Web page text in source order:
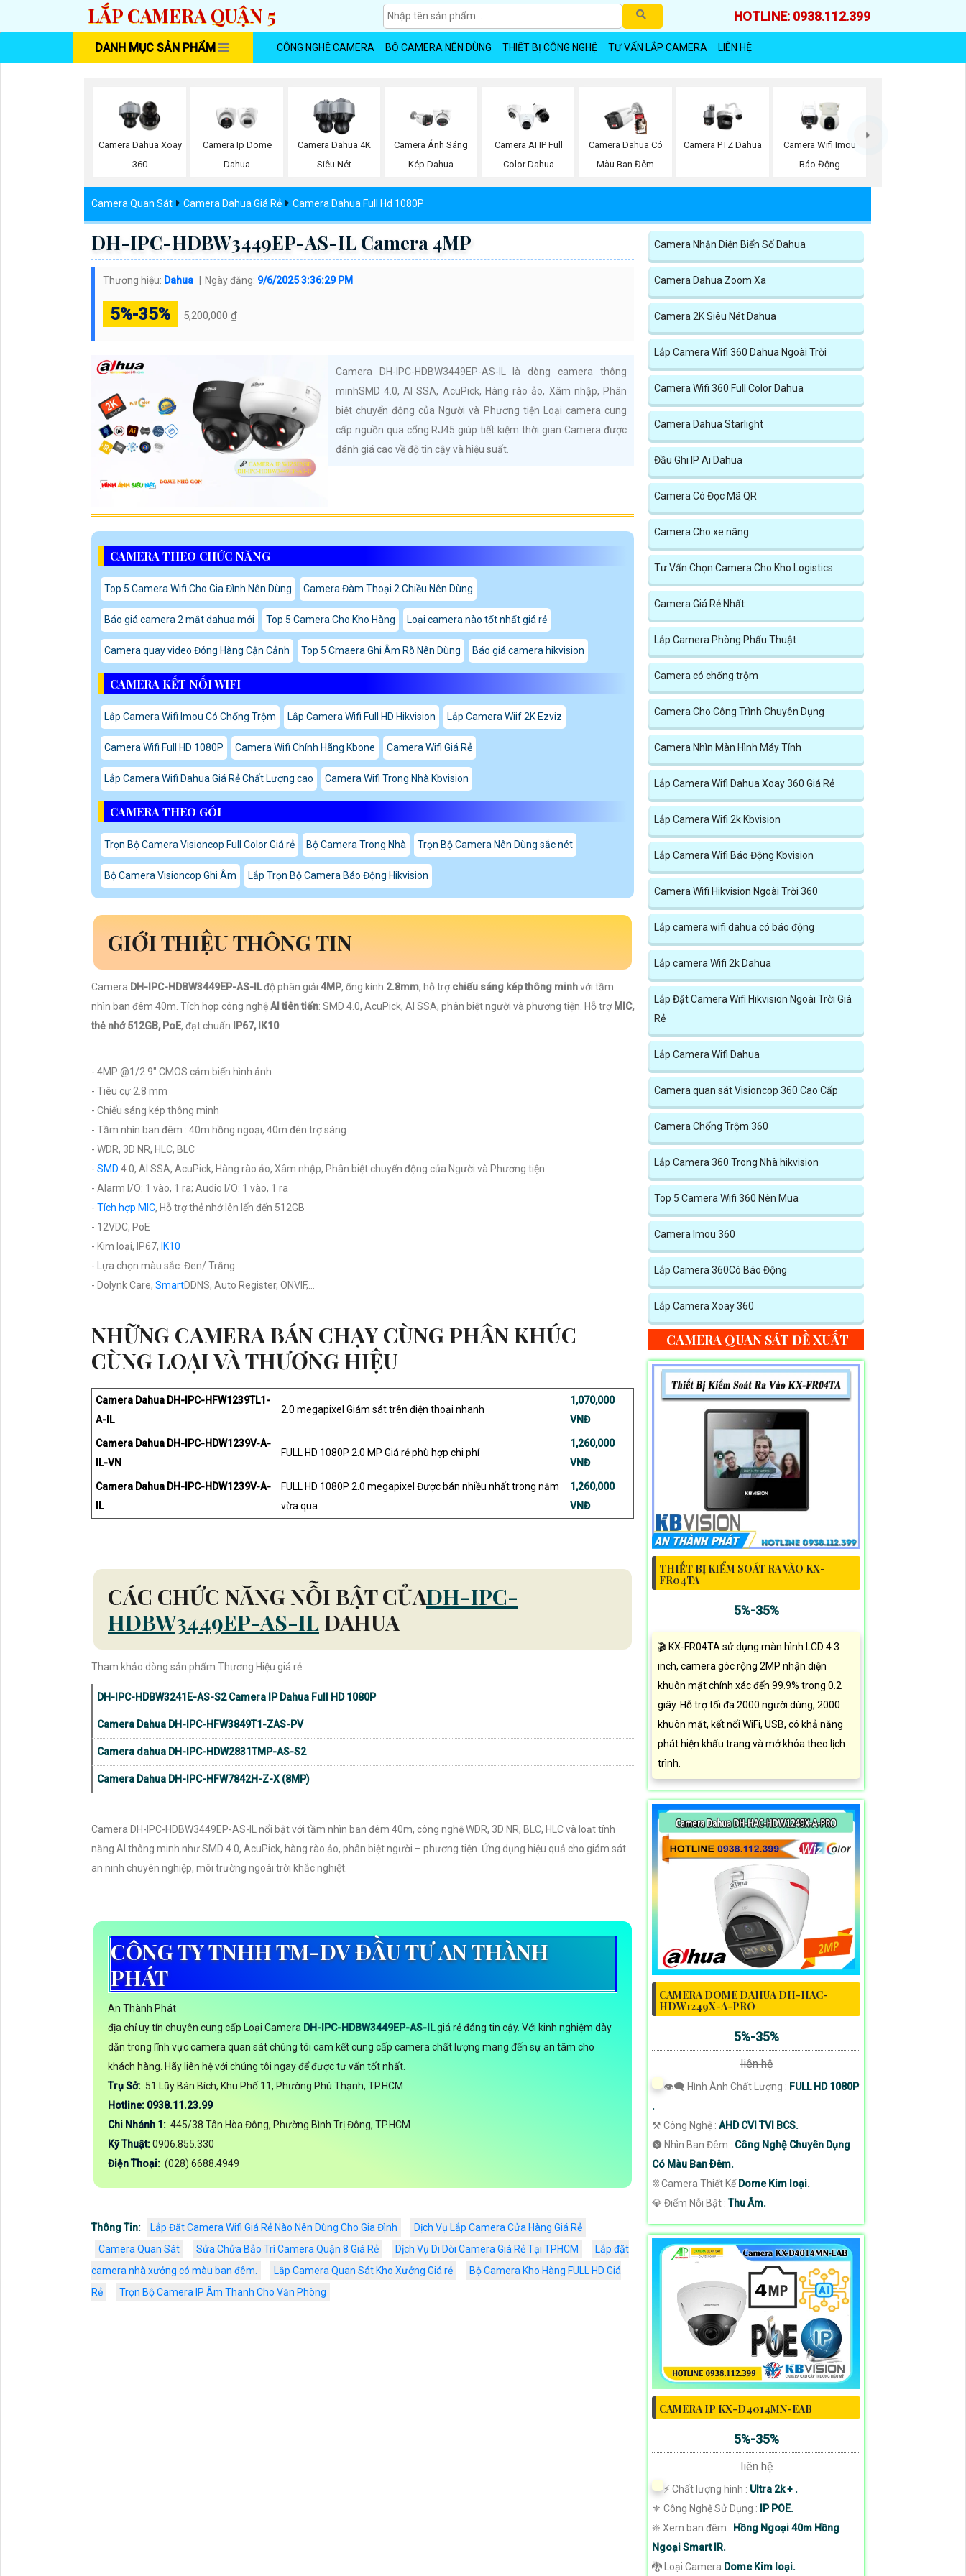
LẮP CAMERA QUẬN 5 HOTLINE: 0938.112.399
DANH MỤC SẢN PHẨM CÔNG NGHỆ CAMERA BỘ CAMERA NÊN DÙNG THIẾT BỊ CÔNG NGHỆ TƯ VẤN LẮP CAMERA LIÊN HỆ
Camera Dahua Xoay
360
Camera Ip Dome
Dahua
Camera Dahua 4K
Siêu Nét
Camera Ánh Sáng
Kép Dahua
Camera AI IP Full
Color Dahua
Camera Dahua Có
Màu Ban Đêm
Camera PTZ Dahua
Camera Wifi Imou
Báo Động
Camera Quan Sát Camera Dahua Giá Rẻ Camera Dahua Full Hd 1080P
DH-IPC-HDBW3449EP-AS-IL Camera 4MP
Thương hiệu: Dahua Ngày đăng: 9/6/2025 3:36:29 PM
5%-35% 5,200,000 ₫
Camera DH-IPC-HDBW3449EP-AS-IL là dòng camera thông
minhSMD 4.0, AI SSA, AcuPick, Hàng rào ảo, Xâm nhập, Phân
biệt chuyển động của Người và Phương tiện Loại camera cung
cấp nguồn qua cổng RJ45 giúp tiết kiệm thời gian Camera được
đánh giá cao về độ tin cậy và hiệu suất.
CAMERA THEO CHỨC NĂNG
Top 5 Camera Wifi Cho Gia Đình Nên Dùng Camera Đàm Thoại 2 Chiều Nên Dùng
Báo giá camera 2 mắt dahua mới Top 5 Camera Cho Kho Hàng Loại camera nào tốt nhất giá rẻ
Camera quay video Đóng Hàng Cận Cảnh Top 5 Cmaera Ghi Âm Rõ Nên Dùng Báo giá camera hikvision
CAMERA KẾT NỐI WIFI
Lắp Camera Wifi Imou Có Chống Trộm Lắp Camera Wifi Full HD Hikvision Lắp Camera Wiif 2K Ezviz
Camera Wifi Full HD 1080P Camera Wifi Chính Hãng Kbone Camera Wifi Giá Rẻ
Lắp Camera Wifi Dahua Giá Rẻ Chất Lượng cao Camera Wifi Trong Nhà Kbvision
CAMERA THEO GÓI
Trọn Bộ Camera Visioncop Full Color Giá rẻ Bộ Camera Trong Nhà Trọn Bộ Camera Nên Dùng sắc nét
Bộ Camera Visioncop Ghi Âm Lắp Trọn Bộ Camera Báo Động Hikvision
GIỚI THIỆU THÔNG TIN
Camera DH-IPC-HDBW3449EP-AS-ILđộ phân giải 4MP, ống kính 2.8mm, hỗ trợ chiếu sáng kép thông minhvới tầm
nhìn ban đêm 40m. Tích hợp công nghệAI tiên tiến: SMD 4.0, AcuPick, AI SSA, phân biệt người và phương tiện. Hỗ trợ MIC,
thẻ nhớ 512GB, PoE, đạt chuẩn IP67, IK10.
- 4MP @1/2.9" CMOS cảm biến hình ảnh
- Tiêu cự 2.8 mm
- Chiếu sáng kép thông minh
- Tầm nhìn ban đêm : 40m hồng ngoại, 40m đèn trợ sáng
- WDR, 3D NR, HLC, BLC
- SMD 4.0, AI SSA, AcuPick, Hàng rào ảo, Xâm nhập, Phân biệt chuyển động của Người và Phương tiện
- Alarm I/O: 1 vào, 1 ra; Audio I/O: 1 vào, 1 ra
- Tích hợp MIC, Hỗ trợ thẻ nhớ lên lến đến 512GB
- 12VDC, PoE
- Kim loại, IP67, IK10
- Lựa chọn màu sắc: Đen/ Trắng
- Dolynk Care, SmartDDNS, Auto Register, ONVIF,...
NHỮNG CAMERA BÁN CHẠY CÙNG PHÂN KHÚC
CÙNG LOẠI VÀ THƯƠNG HIỆU
Camera Dahua DH-IPC-HFW1239TL1-
A-IL
2.0 megapixel Giám sát trên điện thoại nhanh
1,070,000
VNĐ
Camera Dahua DH-IPC-HDW1239V-A-
IL-VN
FULL HD 1080P 2.0 MP Giá rẻ phù hợp chi phí
1,260,000
VNĐ
Camera Dahua DH-IPC-HDW1239V-A-
IL
FULL HD 1080P 2.0 megapixel Được bán nhiều nhất trong năm
vừa qua
1,260,000
VNĐ
CÁC CHỨC NĂNG NỖI BẬT CỦADH-IPC-
HDBW3449EP-AS-ILDAHUA
Tham khảo dòng sản phẩm Thương Hiệu giá rẻ:
DH-IPC-HDBW3241E-AS-S2 Camera IP Dahua Full HD 1080P
Camera Dahua DH-IPC-HFW3849T1-ZAS-PV
Camera dahua DH-IPC-HDW2831TMP-AS-S2
Camera Dahua DH-IPC-HFW7842H-Z-X (8MP)
Camera DH-IPC-HDBW3449EP-AS-IL nổi bật với tầm nhìn ban đêm 40m, công nghệ WDR, 3D NR, BLC, HLC và loạt tính
năng AI thông minh như SMD 4.0, AcuPick, hàng rào ảo, phân biệt người – phương tiện. Ứng dụng hiệu quả cho giám sát
an ninh chuyên nghiệp, môi trường ngoài trời khắc nghiệt.
CÔNG TY TNHH TM-DV ĐẦU TƯ AN THÀNH
PHÁT
An Thành Phát
địa chỉ uy tín chuyên cung cấp Loại Camera DH-IPC-HDBW3449EP-AS-ILgiá rẻ đáng tin cậy. Với kinh nghiệm dày
dặn trong lĩnh vực camera quan sát chúng tôi cam kết cung cấp camera chất lượng mang đến sự an tâm cho
khách hàng. Hãy liên hệ với chúng tôi ngay để được tư vấn tốt nhất.
Trụ Sở: 51 Lũy Bán Bích, Khu Phố 11, Phường Phú Thạnh, TP.HCM
Hotline: 0938.11.23.99
Chi Nhánh 1: 445/38 Tân Hòa Đông, Phường Bình Trị Đông, TP.HCM
Kỹ Thuật:0906.855.330
Điện Thoại: (028) 6688.4949
Thông Tin: Lắp Đặt Camera Wifi Giá Rẻ Nào Nên Dùng Cho Gia Đình
Dịch Vụ Lắp Camera Cửa Hàng Giá Rẻ
Camera Quan Sát
Sửa Chửa Bảo Trì Camera Quận 8 Giá Rẻ Dịch Vụ Di Dời Camera Giá Rẻ Tại TPHCM
Lắp đặt
camera nhà xưởng có màu ban đêm.
Lắp Camera Quan Sát Kho Xưởng Giá rẻ
Bộ Camera Kho Hàng FULL HD Giá
Rẻ
Trọn Bộ Camera IP Âm Thanh Cho Văn Phòng
Camera Nhận Diện Biển Số Dahua
Camera Dahua Zoom Xa
Camera 2K Siêu Nét Dahua
Lắp Camera Wifi 360 Dahua Ngoài Trời
Camera Wifi 360 Full Color Dahua
Camera Dahua Starlight
Đầu Ghi IP Ai Dahua
Camera Có Đọc Mã QR
Camera Cho xe nâng
Tư Vấn Chọn Camera Cho Kho Logistics
Camera Giá Rẻ Nhất
Lắp Camera Phòng Phẩu Thuật
Camera có chống trộm
Camera Cho Công Trình Chuyên Dụng
Camera Nhìn Màn Hình Máy Tính
Lắp Camera Wifi Dahua Xoay 360 Giá Rẻ
Lắp Camera Wifi 2k Kbvision
Lắp Camera Wifi Báo Động Kbvision
Camera Wifi Hikvision Ngoài Trời 360
Lắp camera wifi dahua có báo động
Lắp camera Wifi 2k Dahua
Lắp Đặt Camera Wifi Hikvision Ngoài Trời Giá
Rẻ
Lắp Camera Wifi Dahua
Camera quan sát Visioncop 360 Cao Cấp
Camera Chống Trộm 360
Lắp Camera 360 Trong Nhà hikvision
Top 5 Camera Wifi 360 Nên Mua
Camera Imou 360
Lắp Camera 360Có Báo Động
Lắp Camera Xoay 360
CAMERA QUAN SÁT ĐỀ XUẤT
THIẾT BỊ KIỂM SOÁT RA VÀO KX-
FR04TA
5%-35%
🎬 KX-FR04TA sử dụng màn hình LCD 4.3
inch, camera góc rộng 2MP nhận diện
khuôn mặt chính xác đến 99.9% trong 0.2
giây. Hỗ trợ tối đa 2000 người dùng, 2000
khuôn mặt, kết nối WiFi, USB, có khả năng
phát hiện khẩu trang và mở khóa theo lịch
trình.
CAMERA DOME DAHUA DH-HAC-
HDW1249X-A-PRO
5%-35%
liên hệ
👁️‍🗨 Hình Ành Chất Lượng : FULL HD 1080P
.
⚒ Công Nghệ : AHD CVI TVI BCS.
🌚 Nhìn Ban Đêm : Công Nghệ Chuyên Dụng
Có Màu Ban Ðêm.
⛓ Camera Thiết KếDome Kim loại.
️💎 Điểm Nỗi Bật :Thu Âm.
CAMERA IP KX-D4014MN-EAB
5%-35%
liên hệ
️⚡ Chất lượng hình : Ultra 2k + .
⚜️ Công Nghệ Sử Dụng :
IP POE.
❈ Xem ban đêm : Hồng Ngoại 40m Hồng
Ngoại Smart IR.
🐉️ Loại Camera Dome Kim loại.